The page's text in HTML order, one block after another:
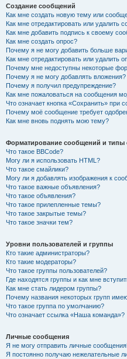
Создание сообщений
Как мне создать новую тему или
Как мне отредактировать или удалить
Как мне добавить подпись к своему
Как мне создать опрос?
Почему я не могу добавить больше
Как мне отредактировать или удалить
Почему мне недоступны некоторые
Почему я не могу добавлять вложения?
Почему я получил предупреждение?
Как мне пожаловаться на сообщения
Что означает кнопка «Сохранить» при
Почему моё сообщение требует
Как мне вновь поднять мою тему?
Форматирование сообщений и типы
Что такое BBCode?
Могу ли я использовать HTML?
Что такое смайлики?
Могу ли я добавлять изображения к
Что такое важные объявления?
Что такое объявления?
Что такое прилепленные темы?
Что такое закрытые темы?
Что такое значки тем?
Уровни пользователей и группы
Кто такие администраторы?
Кто такие модераторы?
Что такое группы пользователей?
Где находятся группы и как мне
Как мне стать лидером группы?
Почему названия некоторых групп
Что такое группа по умолчанию?
Что означает ссылка «Наша команда»?
Личные сообщения
Я не могу отправить личные сообщения!
Я постоянно получаю нежелательные